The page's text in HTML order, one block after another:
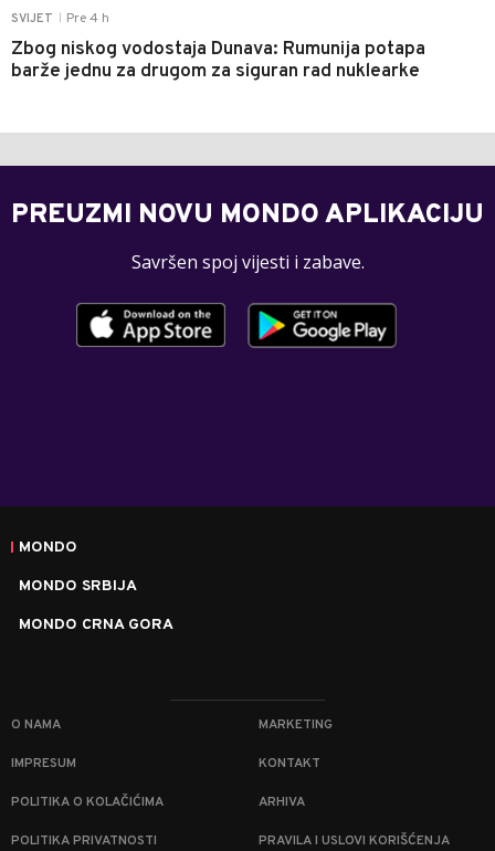
SVIJET Pre 4 h
Zbog niskog vodostaja Dunava: Rumunija potapa
barže jednu za drugom za siguran rad nuklearke
PREUZMI NOVU MONDO APLIKACIJU
Savršen spoj vijesti i zabave.
MONDO
MONDO SRBIJA
MONDO CRNA GORA
O NAMA MARKETING
IMPRESUM KONTAKT
POLITIKA O KOLAČIĆIMA ARHIVA
POLITIKA PRIVATNOSTI PRAVILA I USLOVI KORIŠĆENJA